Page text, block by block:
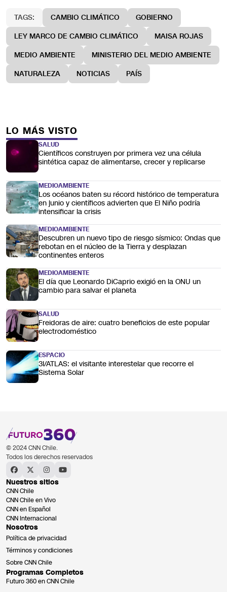
TAGS: CAMBIO CLIMÁTICO
GOBIERNO
LEY MARCO DE CAMBIO CLIMÁTICO
MAISA ROJAS
MEDIO AMBIENTE
MINISTERIO DEL MEDIO AMBIENTE
NATURALEZA
NOTICIAS PAÍS
LO MÁS VISTO
SALUD
Científicos construyen por primera vez una célula
sintética capaz de alimentarse, crecer y replicarse
MEDIOAMBIENTE
Los océanos baten su récord histórico de temperatura
en junio y científicos advierten que El Niño podría
intensificar la crisis
MEDIOAMBIENTE
Descubren un nuevo tipo de riesgo sísmico: Ondas que
rebotan en el núcleo de la Tierra y desplazan
continentes enteros
MEDIOAMBIENTE
El día que Leonardo DiCaprio exigió en la ONU un
cambio para salvar el planeta
SALUD
Freidoras de aire: cuatro beneficios de este popular
electrodoméstico
ESPACIO
3I/ATLAS: el visitante interestelar que recorre el
Sistema Solar
© 2024 CNN Chile.
Todos los derechos reservados
Nuestros sitios
CNN Chile
CNN Chile en Vivo
CNN en Español
CNN Internacional
Nosotros
Política de privacidad
Términos y condiciones
Sobre CNN Chile
Programas Completos
Futuro 360 en CNN Chile